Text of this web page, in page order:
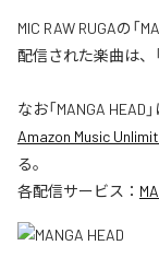
MIC RAW RUGAの「
配信された楽曲は、
なお「MANGA HEAD
Amazon Music
る。
各配信サービス：